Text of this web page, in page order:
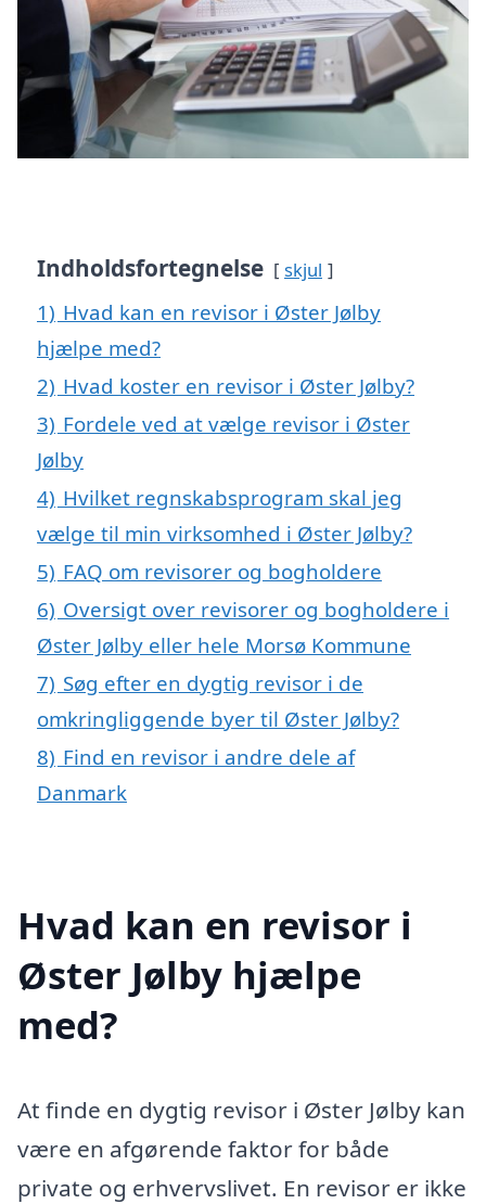
Indholdsfortegnelse skjul
1) Hvad kan en revisor i Øster Jølby
hjælpe med?
2) Hvad koster en revisor i Øster Jølby?
3) Fordele ved at vælge revisor i Øster
Jølby
4) Hvilket regnskabsprogram skal jeg
vælge til min virksomhed i Øster Jølby?
5) FAQ om revisorer og bogholdere
6) Oversigt over revisorer og bogholdere i
Øster Jølby eller hele Morsø Kommune
7) Søg efter en dygtig revisor i de
omkringliggende byer til Øster Jølby?
8) Find en revisor i andre dele af
Danmark
Hvad kan en revisor i
Øster Jølby hjælpe
med?
At finde en dygtig revisor i Øster Jølby kan
være en afgørende faktor for både
private og erhvervslivet. En revisor er ikke